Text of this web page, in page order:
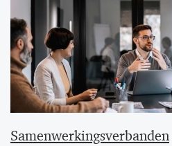
Samenwerkingsverbanden